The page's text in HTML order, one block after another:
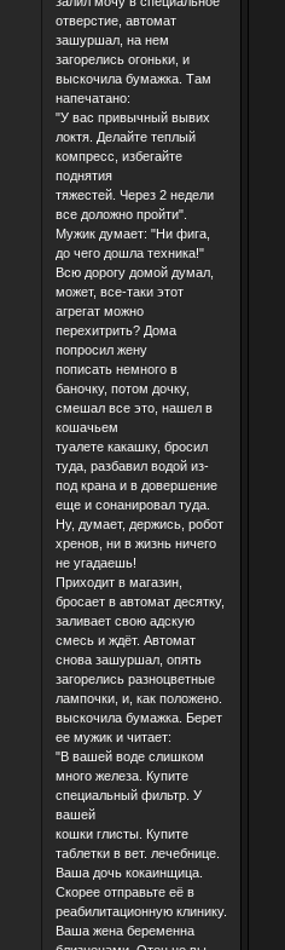
отверстие, автомат
зашуршал, на нем
загорелись огоньки, и
выскочила бумажка. Там
напечатано:
"У вас привычный вывих
локтя. Делайте теплый
компресс, избегайте
поднятия
тяжестей. Через 2 недели
все доложно пройти".
Мужик думает: "Ни фига,
до чего дошла техника!"
Всю дорогу домой думал,
может, все-таки этот
агрегат можно
перехитрить? Дома
попросил жену
пописать немного в
баночку, потом дочку,
смешал все это, нашел в
кошачьем
туалете какашку, бросил
туда, разбавил водой из-
под крана и в довершение
еще и сонанировал туда.
Ну, думает, держись, робот
хренов, ни в жизнь ничего
не угадаешь!
Приходит в магазин,
бросает в автомат десятку,
заливает свою адскую
смесь и ждёт. Автомат
снова зашуршал, опять
загорелись разноцветные
лампочки, и, как положено.
выскочила бумажка. Берет
ее мужик и читает:
"В вашей воде слишком
много железа. Купите
специальный фильтр. У
вашей
кошки глисты. Купите
таблетки в вет. лечебнице.
Ваша дочь кокаинщица.
Скорее отправьте её в
реабилитационную клинику.
Ваша жена беременна